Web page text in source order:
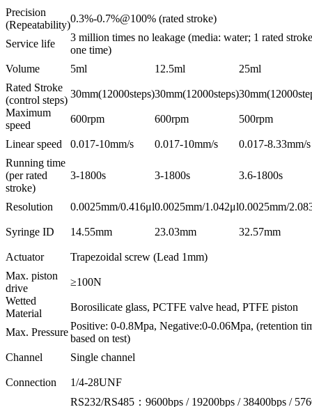
Precision
(Repeatability)
0.3%-0.7%@100% (rated stroke)
Service life
3 million times no leakage (media: water; 1 rated
one time)
Volume
5ml 12.5ml
25ml
Rated Stroke
(control steps)
30mm(12000steps)30mm(12000steps)
Maximum
speed
600rpm 600rpm 500rpm
Linear speed 0.017-10mm/s 0.017-10mm/s
0.017-8.33mm/s
Running time
(per rated
stroke)
3-1800s 3-1800s 3.6-1800s
Resolution 0.0025mm/0.416μl0.0025mm/1.042μl0.0025mm/
Syringe ID 14.55mm 23.03mm 32.57mm
Actuator
Trapezoidal screw (Lead 1mm)
Max. piston
drive
≥100N
Wetted
Material
Borosilicate glass, PCTFE valve head, PTFE piston
Max. Pressure
Positive: 0-0.8Mpa, Negative:0-0.06Mpa, (retention
based on test)
Channel
Single channel
Connection
1/4-28UNF
RS232/RS485：9600bps / 19200bps / 38400bps /